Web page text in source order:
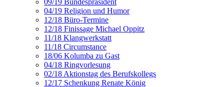
09/19 Bundespräsident
04/19 Religion und Humor
12/18 Büro-Termine
12/18 Finissage Michael Oppitz
11/18 Klangwerkstatt
11/18 Circumstance
18/06 Kolumba zu Gast
04/18 Ringvorlesung
02/18 Aktionstag des Berufskollegs
12/17 Schenkung Renate König